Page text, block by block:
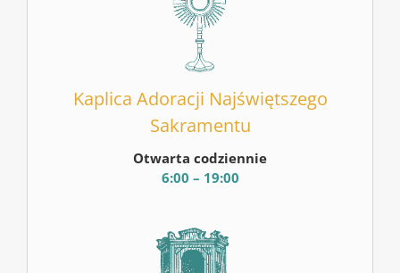
Kaplica Adoracji Najświętszego
Sakramentu
Otwarta codziennie
6:00 – 19:00